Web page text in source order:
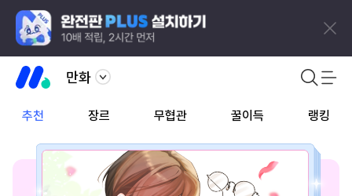
만화
추천 장르 무협관 꿀이득 랭킹